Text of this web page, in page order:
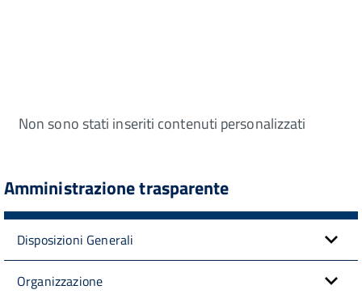
Non sono stati inseriti contenuti personalizzati
Amministrazione trasparente
Disposizioni Generali
Organizzazione